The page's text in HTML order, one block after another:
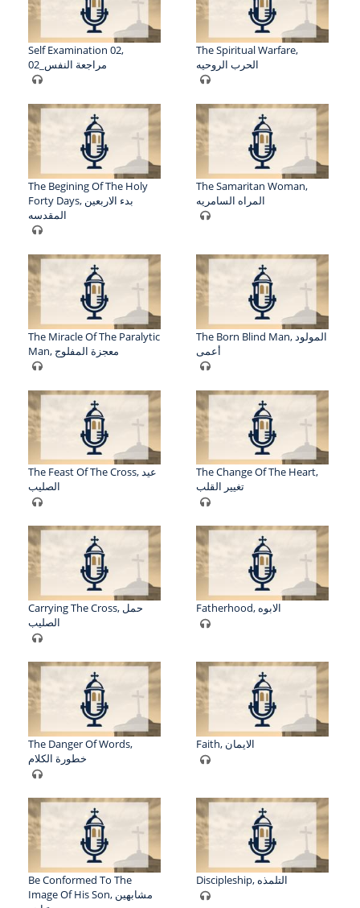
Self Examination 02,
02_مراجعة النفس
The Spiritual Warfare,
الحرب الروحيه
The Begining Of The Holy
Forty Days, بدء الاربعين
المقدسه
The Samaritan Woman,
المراه السامريه
The Miracle Of The Paralytic
Man, معجزة المفلوج
The Born Blind Man, المولود
أعمى
The Feast Of The Cross, عيد
الصليب
The Change Of The Heart,
تغيير القلب
Carrying The Cross, حمل
الصليب
Fatherhood, الابوه
The Danger Of Words,
خطورة الكلام
Faith, الايمان
Be Conformed To The
Image Of His Son, مشابهين
Discipleship, التلمذه